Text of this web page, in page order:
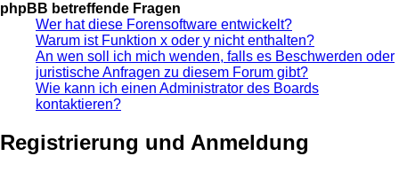
phpBB betreffende Fragen
Wer hat diese Forensoftware entwickelt?
Warum ist Funktion x oder y nicht enthalten?
An wen soll ich mich wenden, falls es Beschwerden oder
juristische Anfragen zu diesem Forum gibt?
Wie kann ich einen Administrator des Boards
kontaktieren?
Registrierung und Anmeldung